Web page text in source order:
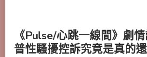
《Pulse/心跳一線間》劇
普性騷擾控訴究竟是真的